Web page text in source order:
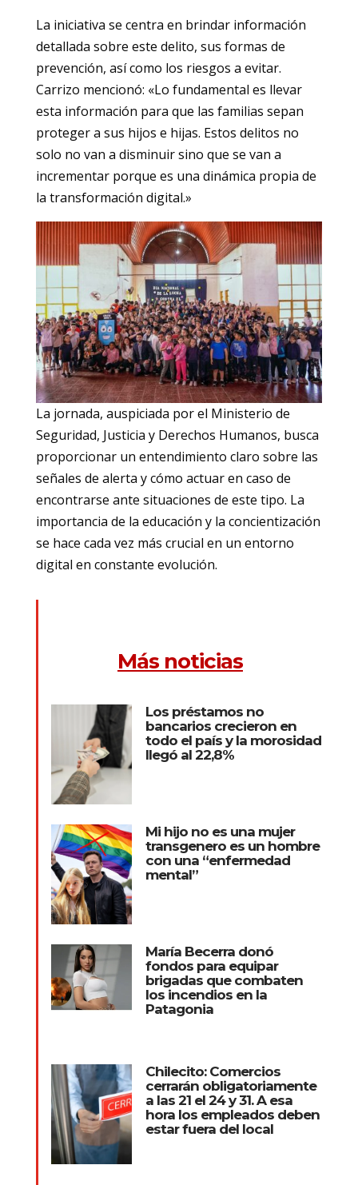
La iniciativa se centra en brindar información
detallada sobre este delito, sus formas de
prevención, así como los riesgos a evitar.
Carrizo mencionó: «Lo fundamental es llevar
esta información para que las familias sepan
proteger a sus hijos e hijas. Estos delitos no
solo no van a disminuir sino que se van a
incrementar porque es una dinámica propia de
la transformación digital.»
La jornada, auspiciada por el Ministerio de
Seguridad, Justicia y Derechos Humanos, busca
proporcionar un entendimiento claro sobre las
señales de alerta y cómo actuar en caso de
encontrarse ante situaciones de este tipo. La
importancia de la educación y la concientización
se hace cada vez más crucial en un entorno
digital en constante evolución.
Más noticias
Los préstamos no
bancarios crecieron en
todo el país y la morosidad
llegó al 22,8%
Mi hijo no es una mujer
transgenero es un hombre
con una “enfermedad
mental”
María Becerra donó
fondos para equipar
brigadas que combaten
los incendios en la
Patagonia
Chilecito: Comercios
cerrarán obligatoriamente
a las 21 el 24 y 31. A esa
hora los empleados deben
estar fuera del local